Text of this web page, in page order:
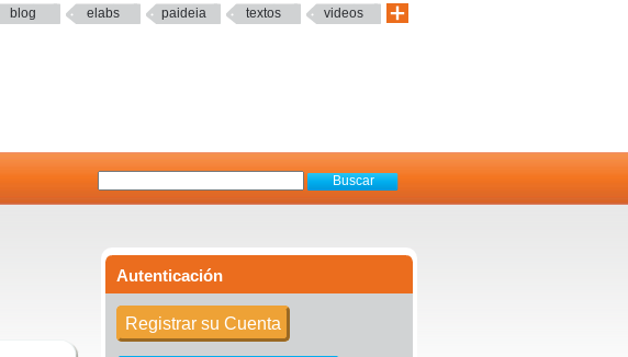
blog elabs paideia textos videos
Autenticación
Registrar su Cuenta